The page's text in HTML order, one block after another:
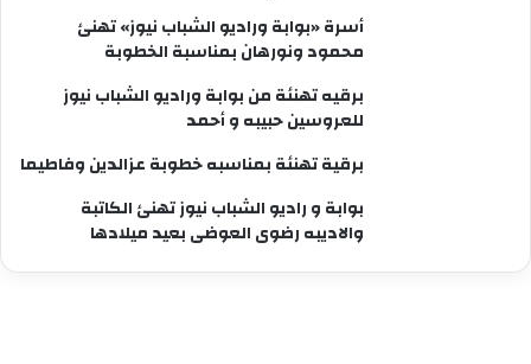
أسرة «بوابة وراديو الشباب نيوز» تهنئ
محمود ونورهان بمناسبة الخطوبة
برقيه تهنئة من بوابة وراديو الشباب نيوز
للعروسين حبيبه و أحمد
برقية تهنئة بمناسبه خطوبة عزالدين وفاطيما
بوابة و راديو الشباب نيوز تهنئ الكاتبة
والاديبه رضوى العوضى بعيد ميلادها